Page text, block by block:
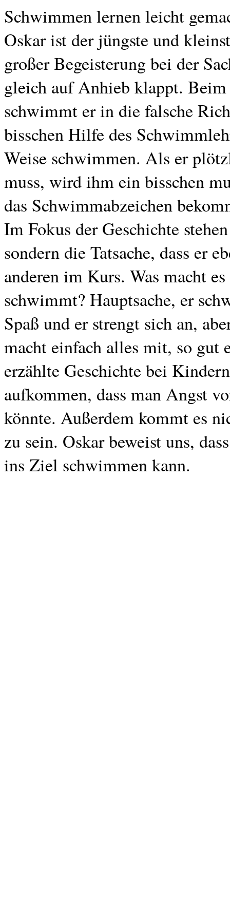
Schwimmen lernen leicht
Oskar ist der jüngste und
großer Begeisterung bei der
gleich auf Anhieb klappt.
schwimmt er in die falsche
bisschen Hilfe des
Weise schwimmen. Als er
muss, wird ihm ein bisschen
das Schwimmabzeichen
Im Fokus der Geschichte
sondern die Tatsache, dass er
anderen im Kurs. Was macht
schwimmt? Hauptsache, er
Spaß und er strengt sich an,
macht einfach alles mit, so gut
erzählte Geschichte bei
aufkommen, dass man Angst
könnte. Außerdem kommt es
zu sein. Oskar beweist uns,
ins Ziel schwimmen kann.